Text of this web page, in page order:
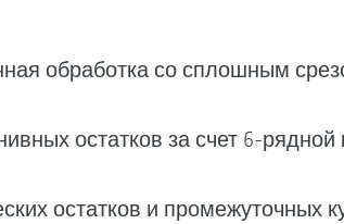
обработка со сплошным
остатков за счет 6-
остатков и промежуточных